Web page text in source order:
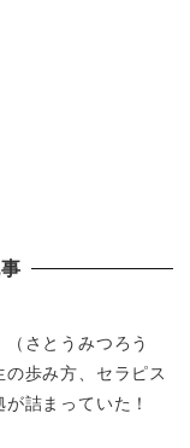
（さとうみつろう
歩み方、セラピス
詰まっていた！